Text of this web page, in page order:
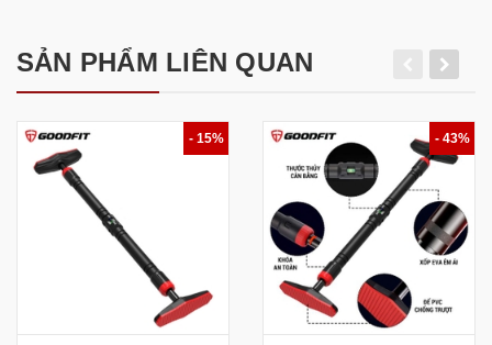
SẢN PHẨM LIÊN QUAN
- 15% - 43%